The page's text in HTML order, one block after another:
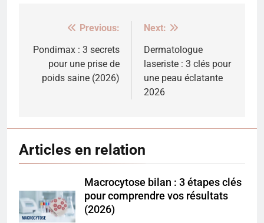
Navigation
de
l’article
Previous:
Pondimax : 3 secrets
pour une prise de
poids saine (2026)
Next:
Dermatologue
laseriste : 3 clés pour
une peau éclatante
2026
Articles en relation
Macrocytose bilan : 3 étapes clés
pour comprendre vos résultats
(2026)